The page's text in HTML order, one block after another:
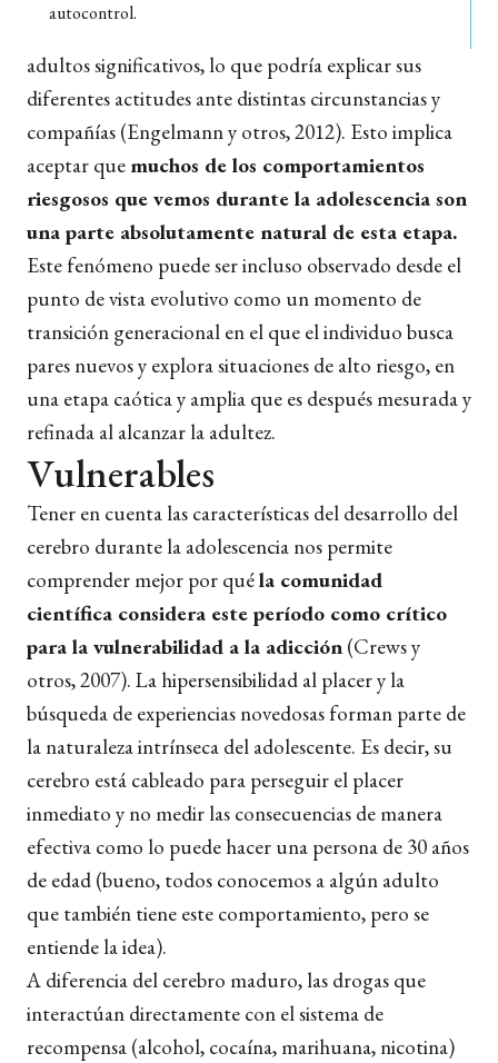
autocontrol.
adultos significativos, lo que podría explicar sus
diferentes actitudes ante distintas circunstancias y
compañías (Engelmann y otros, 2012). Esto implica
aceptar que muchos de los comportamientos
riesgosos que vemos durante la adolescencia son
una parte absolutamente natural de esta etapa.
Este fenómeno puede ser incluso observado desde el
punto de vista evolutivo como un momento de
transición generacional en el que el individuo busca
pares nuevos y explora situaciones de alto riesgo, en
una etapa caótica y amplia que es después mesurada y
refinada al alcanzar la adultez.
Vulnerables
Tener en cuenta las características del desarrollo del
cerebro durante la adolescencia nos permite
comprender mejor por quéla comunidad
científica considera este período como crítico
para la vulnerabilidad a la adicción (Crews y
otros, 2007). La hipersensibilidad al placer y la
búsqueda de experiencias novedosas forman parte de
la naturaleza intrínseca del adolescente. Es decir, su
cerebro está cableado para perseguir el placer
inmediato y no medir las consecuencias de manera
efectiva como lo puede hacer una persona de 30 años
de edad (bueno, todos conocemos a algún adulto
que también tiene este comportamiento, pero se
entiende la idea).
A diferencia del cerebro maduro, las drogas que
interactúan directamente con el sistema de
recompensa (alcohol, cocaína, marihuana, nicotina)